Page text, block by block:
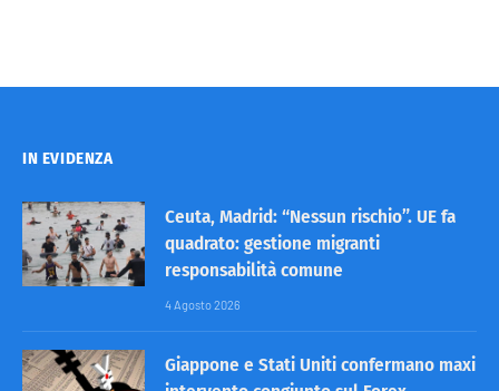
IN EVIDENZA
Ceuta, Madrid: “Nessun rischio”. UE fa
quadrato: gestione migranti
responsabilità comune
4 Agosto 2026
Giappone e Stati Uniti confermano maxi